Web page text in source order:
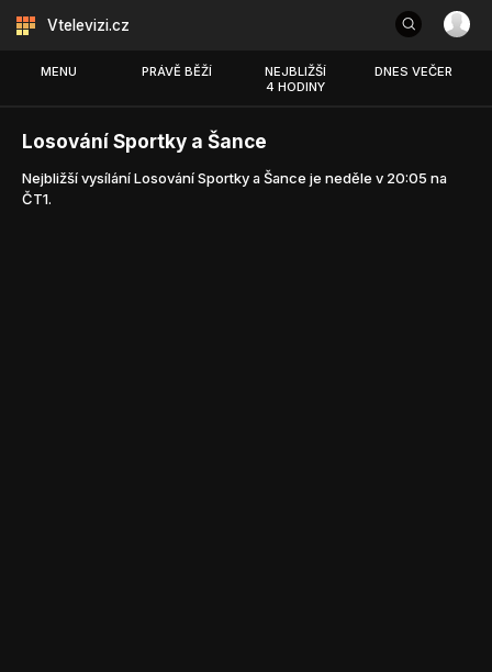
Vtelevizi.cz
MENU PRÁVĚ BĚŽÍ
NEJBLIŽŠÍ
4 HODINY
DNES VEČER
Losování Sportky a Šance
Nejbližší vysílání Losování Sportky a Šance je neděle v 20:05 na
ČT1.